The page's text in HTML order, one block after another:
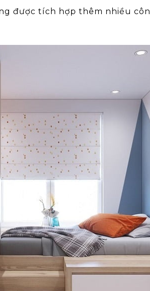
được tích hợp thêm nhiều